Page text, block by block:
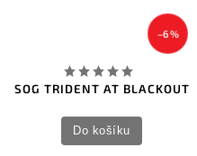
–6 %
SOG TRIDENT AT BLACKOUT
Do košíku